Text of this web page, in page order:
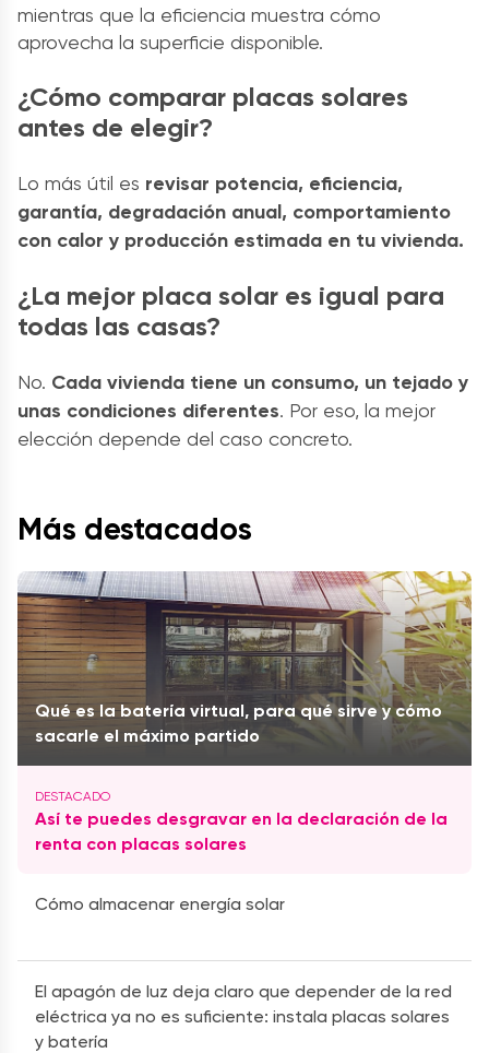
mientras que la eficiencia muestra cómo
aprovecha la superficie disponible.
¿Cómo comparar placas solares
antes de elegir?
Lo más útil es revisar potencia, eficiencia,
garantía, degradación anual, comportamiento
con calor y producción estimada en tu vivienda.
¿La mejor placa solar es igual para
todas las casas?
No. Cada vivienda tiene un consumo, un tejado y
unas condiciones diferentes. Por eso, la mejor
elección depende del caso concreto.
Más destacados
Qué es la batería virtual, para qué sirve y cómo
sacarle el máximo partido
Así te puedes desgravar en la declaración de la
renta con placas solares
Cómo almacenar energía solar
El apagón de luz deja claro que depender de la red
eléctrica ya no es suficiente: instala placas solares
y batería